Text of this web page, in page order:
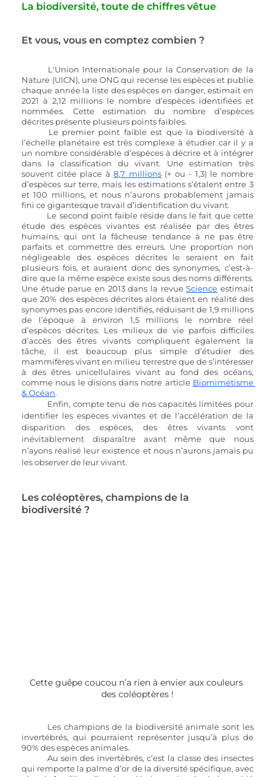
La biodiversité, toute de chiffres vêtue
Et vous, vous en comptez combien ?
L'Union Internationale pour la Conservation de la
Nature (UICN), une ONG qui recense les espèces et publie
chaque année la liste des espèces en danger, estimait en
2021 à 2,12 millions le nombre d’espèces identifiées et
nommées. Cette estimation du nombre d’espèces
décrites présente plusieurs points faibles.
l’échelle planétaire est très complexe à étudier car il y a
un nombre considérable d’espèces à décrire et à intégrer
dans la classification du vivant. Une estimation très
souvent citée place à 8,7 millions (+ ou - 1,3) le nombre
d’espèces sur terre, mais les estimations s’étalent entre 3
et 100 millions, et nous n’aurons probablement jamais
fini ce gigantesque travail d’identification du vivant.
étude des espèces vivantes est réalisée par des êtres
humains, qui ont la fâcheuse tendance à ne pas être
parfaits et commettre des erreurs. Une proportion non
négligeable des espèces décrites le seraient en fait
plusieurs fois, et auraient donc des synonymes, c’est-à-
dire que la même espèce existe sous des noms différents.
Une étude parue en 2013 dans la revue Science estimait
que 20% des espèces décrites alors étaient en réalité des
synonymes pas encore identifiés, réduisant de 1,9 millions
de l’époque à environ 1,5 millions le nombre réel
d’espèces décrites. Les milieux de vie parfois difficiles
d’accès des êtres vivants compliquent également la
tâche, il est beaucoup plus simple d’étudier des
mammifères vivant en milieu terrestre que de s’intéresser
à des êtres unicellulaires vivant au fond des océans,
comme nous le disions dans notre article Biomimétisme
& Océan.
Enfin, compte tenu de nos capacités limitées pour
identifier les espèces vivantes et de l'accélération de la
disparition des espèces, des êtres vivants vont
inévitablement disparaître avant même que nous
n’ayons réalisé leur existence et nous n’aurons jamais pu
les observer de leur vivant.
Les coléoptères, champions de la
biodiversité ?
Cette guêpe coucou n’a rien à envier aux couleurs
des coléoptères !
Les champions de la biodiversité animale sont les
invertébrés, qui pourraient représenter jusqu’à plus de
90% des espèces animales.
qui remporte la palme d’or de la diversité spécifique, avec